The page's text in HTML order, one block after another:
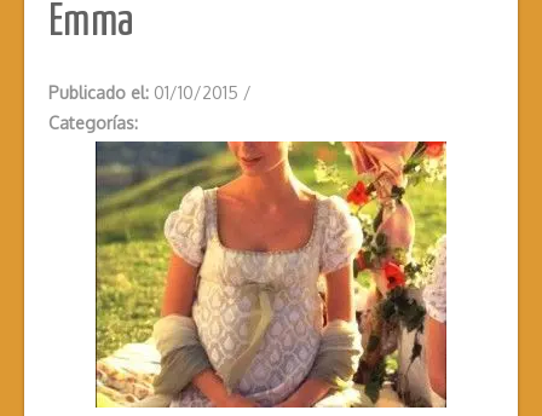
Emma
Publicado el: 01/10/2015 /
Categorías: